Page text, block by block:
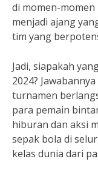
di momen-
menjadi ajang
tim yang
Jadi, siapakah
2024?
turnamen
para pemain
hiburan dan aksi
sepak bola di
kelas dunia dari